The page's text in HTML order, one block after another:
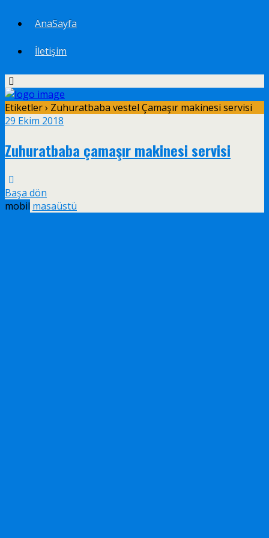
AnaSayfa
İletişim
Etiketler › Zuhuratbaba vestel Çamaşır makinesi servisi
29 Ekim 2018
Zuhuratbaba çamaşır makinesi servisi
Başa dön
mobil masaüstü